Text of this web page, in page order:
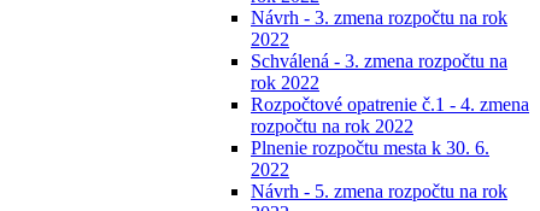
Návrh - 3. zmena rozpočtu na rok
2022
Schválená - 3. zmena rozpočtu na
rok 2022
Rozpočtové opatrenie č.1 - 4. zmena
rozpočtu na rok 2022
Plnenie rozpočtu mesta k 30. 6.
2022
Návrh - 5. zmena rozpočtu na rok